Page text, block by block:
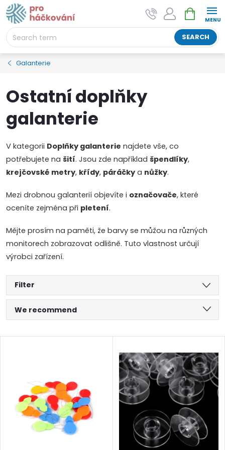
Skip
to
content
SEARCH
CART
Galanterie
Ostatní doplňky
galanterie
V kategorii Doplňky galanterie najdete vše, co
potřebujete na šití. Jsou zde například špendlíky,
krejčovské metry, křídy, páráčky a nůžky.
Mezi drobnou galanterií objevíte i označovače, které
oceníte zejména při pletení.
Mějte prosím na paměti, že barvy se můžou na různých
monitorech zobrazovat odlišně. Tuto vlastnost určují
výrobci zařízení.
Filter
P
r
u
We recommend
s
AI asistent "pani Klubíčková" –
ProHackovani.cz
Jsme e-shop s více než osmiletou tradicí a máme pro
vás připraveno více než 25 tisíc produktů. Vše skladem,
připravené k odeslání.